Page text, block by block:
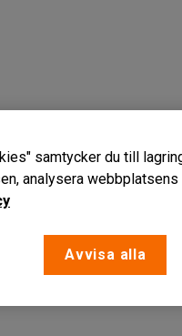
samtycker du till
analysera webbplatsens
Avvisa alla